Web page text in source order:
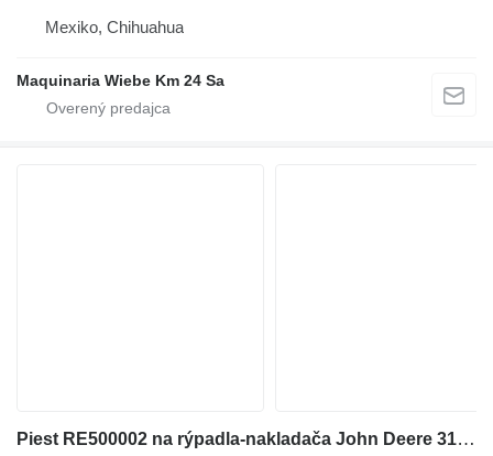
Mexiko, Chihuahua
Maquinaria Wiebe Km 24 Sa
Piest RE500002 na rýpadla-nakladača John Deere 310G